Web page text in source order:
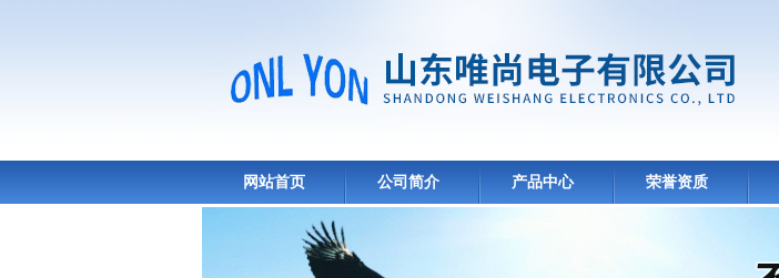
网站首页 公司简介 产品中心 荣誉资质